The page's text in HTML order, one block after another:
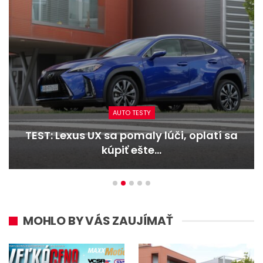
AUTO TESTY
TEST: Dacia Duster hybrid-G 150 4×4 –
Trojitý útok
MOHLO BY VÁS ZAUJÍMAŤ